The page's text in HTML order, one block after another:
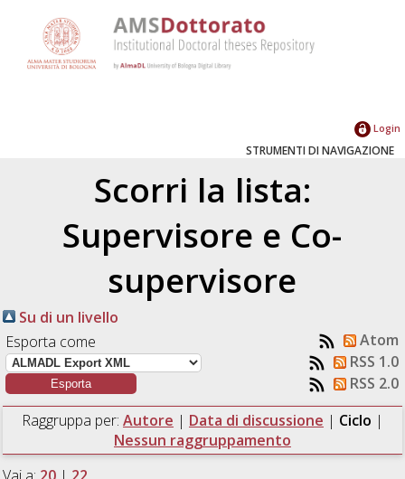
Login
STRUMENTI DI NAVIGAZIONE
Scorri la lista:
Supervisore e Co-
supervisore
Su di un livello
Esporta come
Atom
RSS 1.0
RSS 2.0
Raggruppa per: Autore | Data di discussione | Ciclo |
Nessun raggruppamento